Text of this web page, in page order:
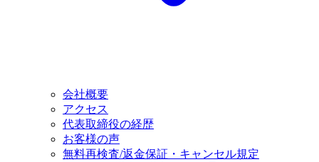
会社概要
アクセス
代表取締役の経歴
お客様の声
無料再検査/返金保証・キャンセル規定